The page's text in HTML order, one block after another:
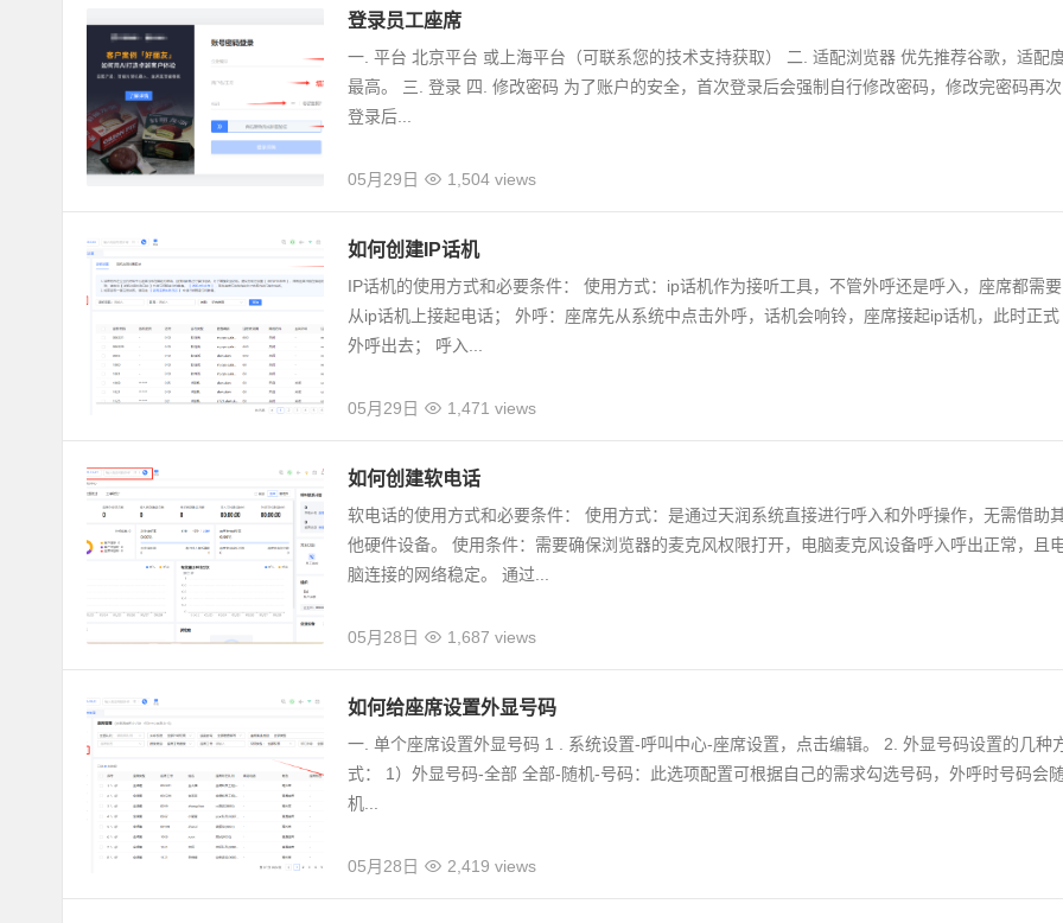
登录员工座席
一. 平台 北京平台 或上海平台（可联系您的技术支持获取） 二. 适配浏览器 优先推荐谷歌，适配
最高。 三. 登录 四. 修改密码 为了账户的安全，首次登录后会强制自行修改密码，修改完密码再次
登录后...
05月29日 1,504 views
如何创建IP话机
IP话机的使用方式和必要条件： 使用方式：ip话机作为接听工具，不管外呼还是呼入，座席都需要
从ip话机上接起电话； 外呼：座席先从系统中点击外呼，话机会响铃，座席接起ip话机，此时正式
外呼出去； 呼入...
05月29日 1,471 views
如何创建软电话
软电话的使用方式和必要条件： 使用方式：是通过天润系统直接进行呼入和外呼操作，无需借助
他硬件设备。 使用条件：需要确保浏览器的麦克风权限打开，电脑麦克风设备呼入呼出正常，且
脑连接的网络稳定。 通过...
05月28日 1,687 views
如何给座席设置外显号码
一. 单个座席设置外显号码 1 . 系统设置-呼叫中心-座席设置，点击编辑。 2. 外显号码设置的几种
式： 1）外显号码-全部 全部-随机-号码：此选项配置可根据自己的需求勾选号码，外呼时号码会
机...
05月28日 2,419 views